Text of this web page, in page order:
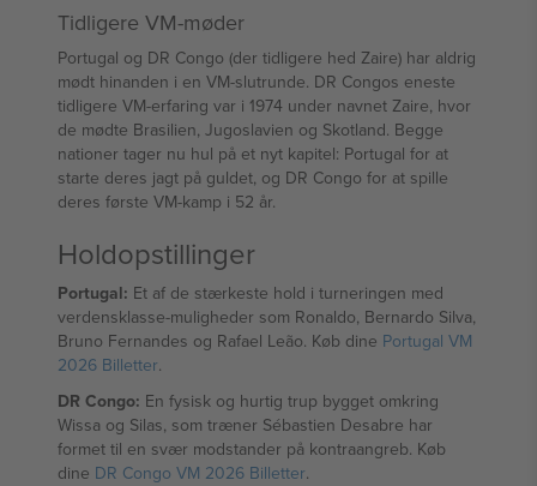
Tidligere VM-møder
Portugal og DR Congo (der tidligere hed Zaire) har aldrig
mødt hinanden i en VM-slutrunde. DR Congos eneste
tidligere VM-erfaring var i 1974 under navnet Zaire, hvor
de mødte Brasilien, Jugoslavien og Skotland. Begge
nationer tager nu hul på et nyt kapitel: Portugal for at
starte deres jagt på guldet, og DR Congo for at spille
deres første VM-kamp i 52 år.
Holdopstillinger
Portugal: Et af de stærkeste hold i turneringen med
verdensklasse-muligheder som Ronaldo, Bernardo Silva,
Bruno Fernandes og Rafael Leão. Køb dine Portugal VM
2026 Billetter.
DR Congo: En fysisk og hurtig trup bygget omkring
Wissa og Silas, som træner Sébastien Desabre har
formet til en svær modstander på kontraangreb. Køb
dine DR Congo VM 2026 Billetter.